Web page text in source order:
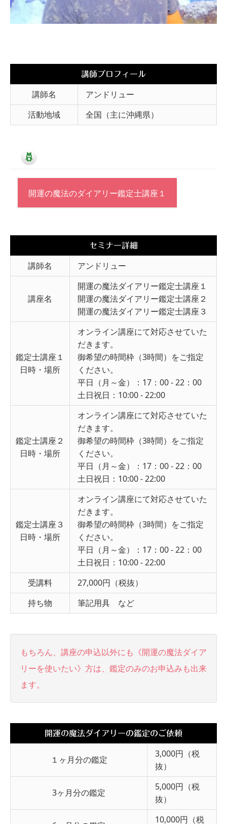
講師プロフィール
講師名
アンドリュー
活動地域
全国（主に沖縄県）
開運の魔法のダイアリー鑑定士講座１
セミナー詳細
講師名 アンドリュー
講座名
開運の魔法ダイアリー鑑定士講座１
開運の魔法ダイアリー鑑定士講座２
開運の魔法ダイアリー鑑定士講座３
鑑定士講座１
日時・場所
オンライン講座にて対応させていた
だきます。
御希望の時間枠（3時間）をご指定
ください。
平日（月～金）：17：00 - 22：00
土日祝日：10:00 - 22:00
鑑定士講座２
日時・場所
オンライン講座にて対応させていた
だきます。
御希望の時間枠（3時間）をご指定
ください。
平日（月～金）：17：00 - 22：00
土日祝日：10:00 - 22:00
鑑定士講座３
日時・場所
オンライン講座にて対応させていた
だきます。
御希望の時間枠（3時間）をご指定
ください。
平日（月～金）：17：00 - 22：00
土日祝日：10:00 - 22:00
受講料
27,000円（税抜）
持ち物
筆記用具 など
もちろん、講座の申込以外にも《開運の魔法ダイア
リーを使いたい》方は、鑑定のみのお申込みも出来
ます。
開運の魔法ダイアリーの鑑定のご依頼
１ヶ月分の鑑定
3,000円（税
抜）
3ヶ月分の鑑定
5,000円（税
抜）
10,000円（税